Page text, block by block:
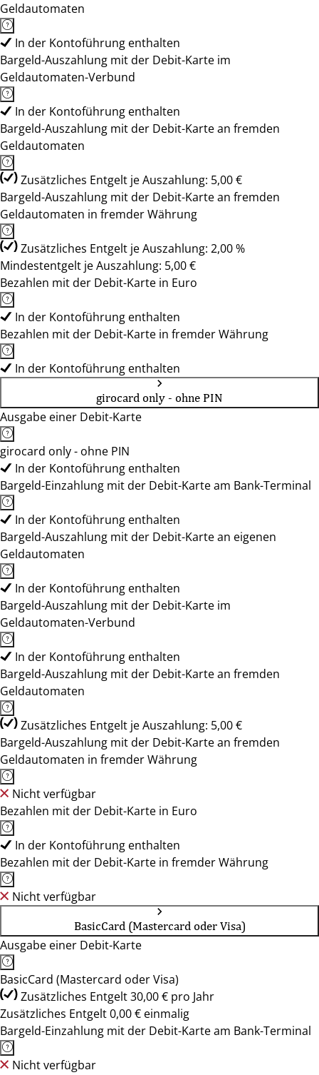
Geldautomaten
In der Kontoführung enthalten
Bargeld-Auszahlung mit der Debit-Karte im
Geldautomaten-Verbund
In der Kontoführung enthalten
Bargeld-Auszahlung mit der Debit-Karte an fremden
Geldautomaten
Zusätzliches Entgelt je Auszahlung: 5,00 €
Bargeld-Auszahlung mit der Debit-Karte an fremden
Geldautomaten in fremder Währung
Zusätzliches Entgelt je Auszahlung: 2,00 %
Mindestentgelt je Auszahlung: 5,00 €
Bezahlen mit der Debit-Karte in Euro
In der Kontoführung enthalten
Bezahlen mit der Debit-Karte in fremder Währung
In der Kontoführung enthalten
girocard only - ohne PIN
Ausgabe einer Debit-Karte
girocard only - ohne PIN
In der Kontoführung enthalten
Bargeld-Einzahlung mit der Debit-Karte am Bank-Terminal
In der Kontoführung enthalten
Bargeld-Auszahlung mit der Debit-Karte an eigenen
Geldautomaten
In der Kontoführung enthalten
Bargeld-Auszahlung mit der Debit-Karte im
Geldautomaten-Verbund
In der Kontoführung enthalten
Bargeld-Auszahlung mit der Debit-Karte an fremden
Geldautomaten
Zusätzliches Entgelt je Auszahlung: 5,00 €
Bargeld-Auszahlung mit der Debit-Karte an fremden
Geldautomaten in fremder Währung
Nicht verfügbar
Bezahlen mit der Debit-Karte in Euro
In der Kontoführung enthalten
Bezahlen mit der Debit-Karte in fremder Währung
Nicht verfügbar
BasicCard (Mastercard oder Visa)
Ausgabe einer Debit-Karte
BasicCard (Mastercard oder Visa)
Zusätzliches Entgelt 30,00 € pro Jahr
Zusätzliches Entgelt 0,00 € einmalig
Bargeld-Einzahlung mit der Debit-Karte am Bank-Terminal
Nicht verfügbar